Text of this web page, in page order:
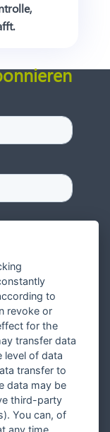
to
revoke or
for the
transfer data
level of data
transfer to
data may be
third-party
You can, of